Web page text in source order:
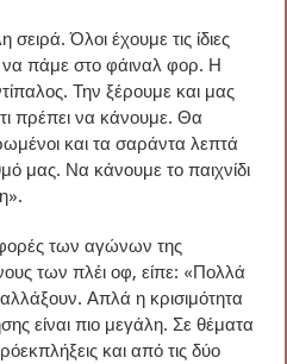
σειρά. Όλοι έχουμε τις ίδιες
να πάμε στο φάιναλ φορ. Η
Την ξέρουμε και μας
πρέπει να κάνουμε. Θα
και τα σαράντα λεπτά
μας. Να κάνουμε το παιχνίδι
των αγώνων της
των πλέι οφ, είπε: «Πολλά
Απλά η κρισιμότητα
είναι πιο μεγάλη. Σε θέματα
και από τις δύο